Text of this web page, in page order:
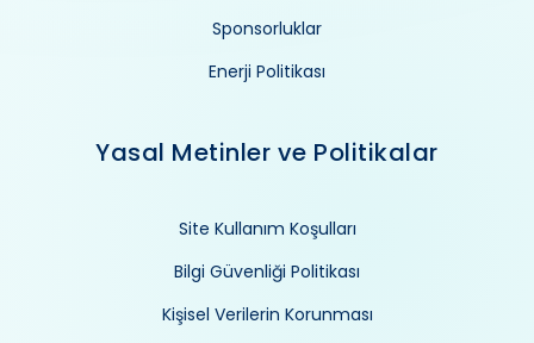
Sponsorluklar
Enerji Politikası
Yasal Metinler ve Politikalar
Site Kullanım Koşulları
Bilgi Güvenliği Politikası
Kişisel Verilerin Korunması